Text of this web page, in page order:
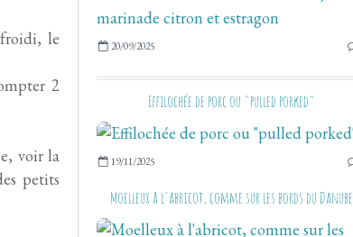
le
2
voir la
petits
20/09/2025
Effilochée de porc ou "pulled porked"
19/11/2025
Moelleux à l'abricot, comme sur les bords du Danube